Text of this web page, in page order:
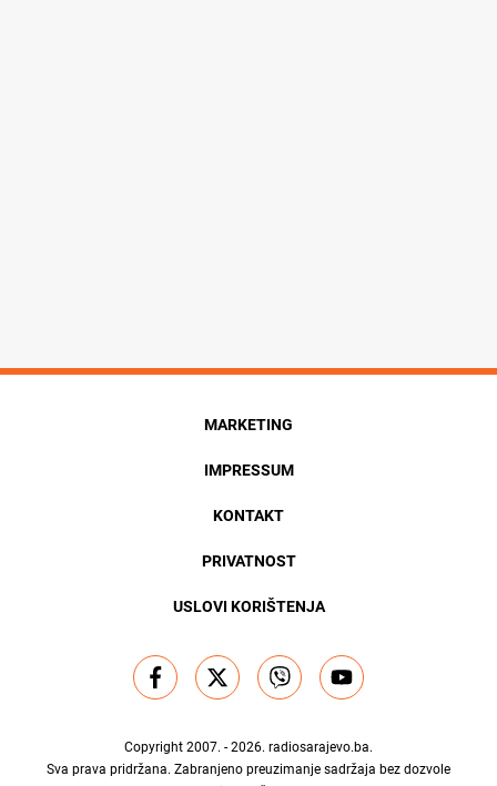
MARKETING
IMPRESSUM
KONTAKT
PRIVATNOST
USLOVI KORIŠTENJA
Copyright 2007. - 2026. radiosarajevo.ba.
Sva prava pridržana. Zabranjeno preuzimanje sadržaja bez dozvole